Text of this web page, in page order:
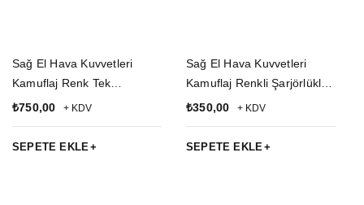
Sağ El Hava Kuvvetleri
Kamuflaj Renk Tek
Bağlantılı Airsoft Palaskaya
Bacak Silah Kılıfı
₺750,00 + KDV
SEPETE EKLE
Sağ El Hava Kuvvetleri
Kamuflaj Renkli Şarjörlüklü
Çift Emniyetli Airsoft
Geçirmeli Sallama Silah
₺350,00 + KDV
SEPETE EKLE